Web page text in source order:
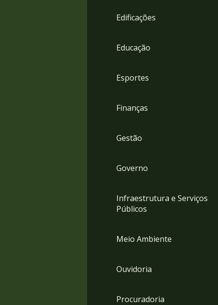
Edificações
Educação
Esportes
Finanças
Gestão
Governo
Infraestrutura e Serviços
Públicos
Meio Ambiente
Ouvidoria
Procuradoria